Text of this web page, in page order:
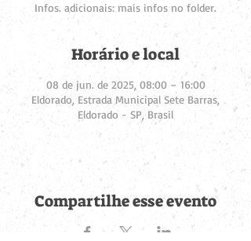
Infos. adicionais: mais infos no folder.
Horário e local
08 de jun. de 2025, 08:00 – 16:00
Eldorado, Estrada Municipal Sete Barras,
Eldorado - SP, Brasil
Compartilhe esse evento